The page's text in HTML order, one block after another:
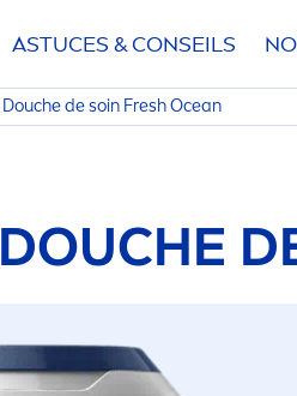
ASTUCES & CONSEILS
Douche de soin FreshOcean
DOUCHE